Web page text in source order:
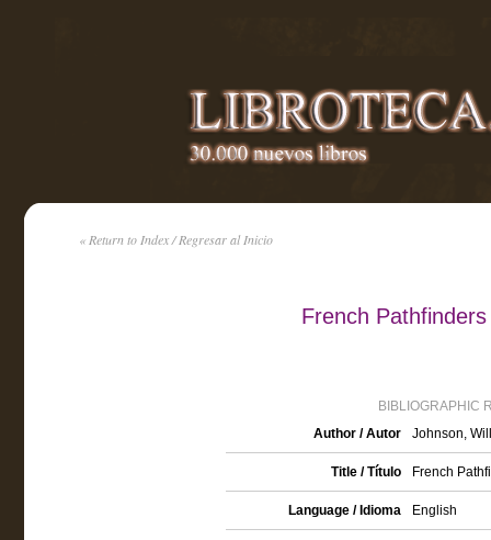
« Return to Index / Regresar al Inicio
French
BIBLIOGRAPHIC
Author / Autor
Johnson,
Title / Título French
Language / Idioma English